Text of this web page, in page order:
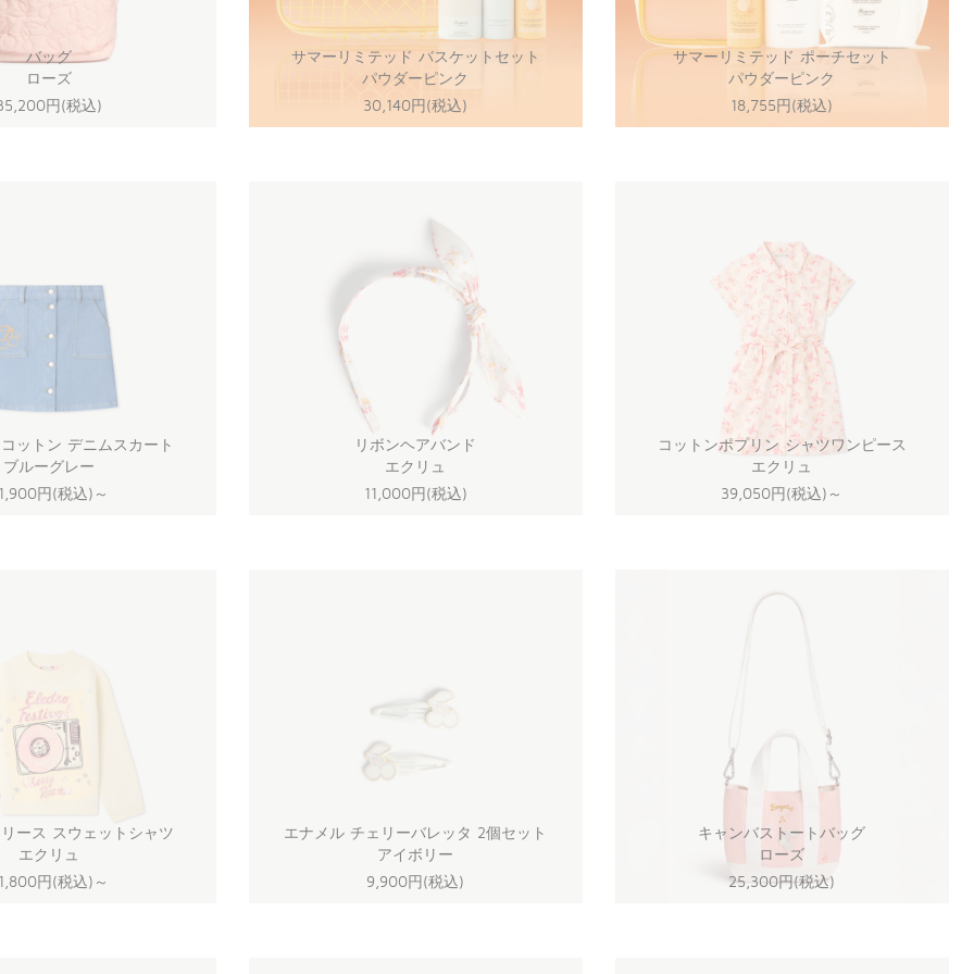
バッグ
ローズ
円(税込)
サマーリミテッド バスケットセット
パウダーピンク
30,140円(税込)
サマーリミテッド ポーチセット
パウダーピンク
18,755円(税込)
ットン デニムスカート
ブルーグレー
円(税込) ～
リボンヘアバンド
エクリュ
11,000円(税込)
コットンポプリン シャツワンピース
エクリュ
39,050円(税込) ～
ース スウェットシャツ
エクリュ
円(税込) ～
エナメル チェリーバレッタ 2個セット
アイボリー
9,900円(税込)
キャンバストートバッグ
ローズ
25,300円(税込)